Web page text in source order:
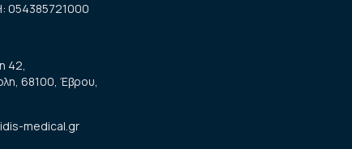
054385721000
42,
68100, Έβρου,
medical.gr